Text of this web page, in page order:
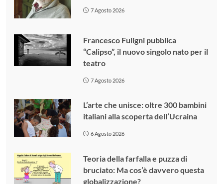
7 Agosto 2026
Francesco Fuligni pubblica
“Calipso”, il nuovo singolo nato per il
teatro
7 Agosto 2026
L’arte che unisce: oltre 300 bambini
italiani alla scoperta dell’Ucraina
6 Agosto 2026
Teoria della farfalla e puzza di
bruciato: Ma cos’è davvero questa
globalizzazione?